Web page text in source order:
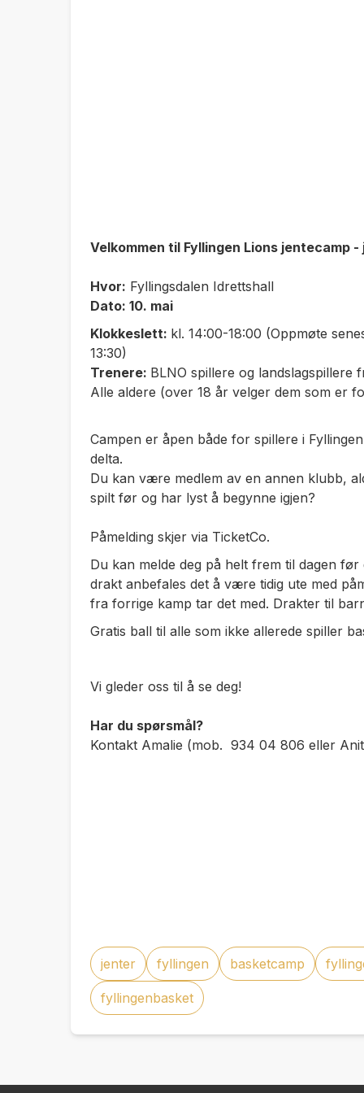
Velkommen til Fyllingen Lions jentecamp
Hvor: Fyllingsdalen Idrettshall
Dato: 10. mai
Klokkeslett: kl. 14:00-18:00 (Oppmøte
13:30)
Trenere: BLNO spillere og landslagspillere
Alle aldere (over 18 år velger dem som er
Campen er åpen både for spillere i
delta.
Du kan være medlem av en annen klubb,
spilt før og har lyst å begynne igjen?
Påmelding skjer via TicketCo.
Du kan melde deg på helt frem til dagen
drakt anbefales det å være tidig ute med
fra forrige kamp tar det med. Drakter til
Gratis ball til alle som ikke allerede spiller
Vi gleder oss til å se deg!
Har du spørsmål?
Kontakt Amalie (mob. 934 04 806 eller
jenter fyllingen basketcamp
fyllingenbasket